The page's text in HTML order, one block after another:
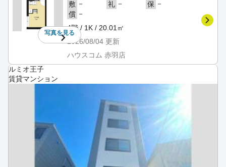
写真を見る
敷 － 礼 － 保 －
償 －
4階 / 1K / 20.01㎡
2026/08/04 更新
ハウスコム 赤羽店
ルミオ王子
賃貸マンション